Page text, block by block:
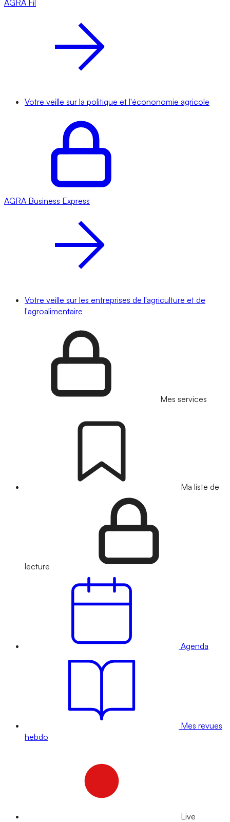
AGRA Fil
Votre veille sur la politique et l'écononomie agricole
AGRA Business Express
Votre veille sur les entreprises de l'agriculture et de
l'agroalimentaire
Mes services
Ma liste de
lecture
Agenda
Mes revues
hebdo
Live